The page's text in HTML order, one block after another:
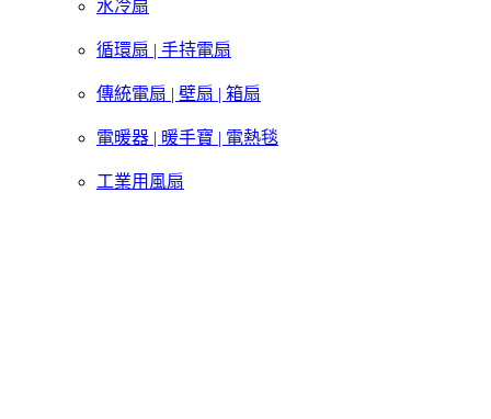
水冷扇
循環扇 | 手持電扇
傳統電扇 | 壁扇 | 箱扇
電暖器 | 暖手寶 | 電熱毯
工業用風扇